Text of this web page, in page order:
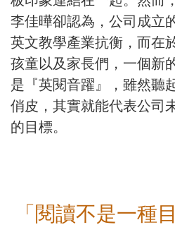
李佳曄卻認為，公司成立
英文教學產業抗衡， 而在
孩童以及家長們，一個新
是『英閱音躍』，雖然聽
俏皮，其實就能代表公司
的目標。
「閱讀不是一種